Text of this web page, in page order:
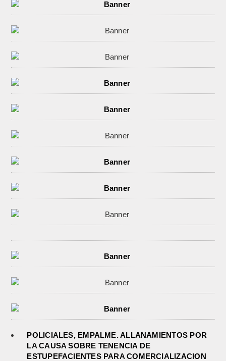
POLICIALES, EMPALME. ALLANAMIENTOS POR
LA CAUSA SOBRE TENENCIA DE
ESTUPEFACIENTES PARA COMERCIALIZACION